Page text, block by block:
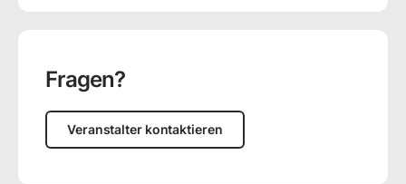
Fragen?
Veranstalter kontaktieren